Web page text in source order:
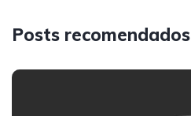
Posts recomendados